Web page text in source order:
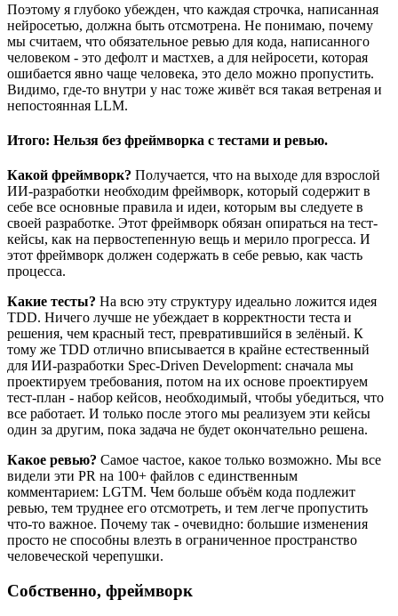
Поэтому я глубоко убежден, что каждая строчка, написанная
нейросетью, должна быть отсмотрена. Не понимаю, почему
мы считаем, что обязательное ревью для кода, написанного
человеком - это дефолт и мастхев, а для нейросети, которая
ошибается явно чаще человека, это дело можно пропустить.
Видимо, где-то внутри у нас тоже живёт вся такая ветреная и
непостоянная LLM.
Итого: Нельзя без фреймворка с тестами и ревью.
Какой фреймворк? Получается, что на выходе для взрослой
ИИ-разработки необходим фреймворк, который содержит в
себе все основные правила и идеи, которым вы следуете в
своей разработке. Этот фреймворк обязан опираться на тест-
кейсы, как на первостепенную вещь и мерило прогресса. И
этот фреймворк должен содержать в себе ревью, как часть
процесса.
Какие тесты? На всю эту структуру идеально ложится идея
TDD. Ничего лучше не убеждает в корректности теста и
решения, чем красный тест, превратившийся в зелёный. К
тому же TDD отлично вписывается в крайне естественный
для ИИ-разработки Spec-Driven Development: сначала мы
проектируем требования, потом на их основе проектируем
тест-план - набор кейсов, необходимый, чтобы убедиться, что
все работает. И только после этого мы реализуем эти кейсы
один за другим, пока задача не будет окончательно решена.
Какое ревью? Самое частое, какое только возможно. Мы все
видели эти PR на 100+ файлов с единственным
комментарием: LGTM. Чем больше объём кода подлежит
ревью, тем труднее его отсмотреть, и тем легче пропустить
что-то важное. Почему так - очевидно: большие изменения
просто не способны влезть в ограниченное пространство
человеческой черепушки.
Собственно, фреймворк